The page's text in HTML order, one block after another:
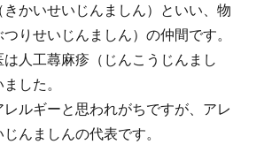
かいせいじんましん）といい、物
りせいじんましん）の仲間です。
人工蕁麻疹（じんこうじんまし
した。
レルギーと思われがちですが、アレ
んましんの代表です。